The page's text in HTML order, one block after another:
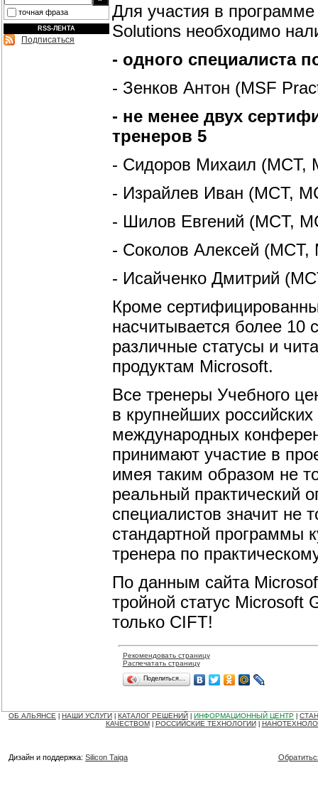
точная фраза
RSS-ЛЕНТА
Подписаться
Для участия в
Solutions необходимо
- одного специалиста
- Зенков Антон (MSF
- не менее двух
тренеров 5
- Сидоров Михаил (MCT,
- Израйлев Иван (MCT,
- Шилов Евгений (MCT,
- Соколов Алексей (MCT,
- Исайченко Дмитрий
Кроме
насчитывается более
различные статусы и
продуктам Microsoft.
Все тренеры Учебного
в крупнейших
международных
принимают участие в
имея таким образом не
реальный практический
специалистов значит не
стандартной программы
тренера по
По данным сайта
тройной статус
только CIFT!
Рекомендовать страницу
Распечатать страницу
Поделиться…
ОБ АЛЬЯНСЕ НАШИ УСЛУГИ КАТАЛОГ РЕШЕНИЙ ИНФОРМАЦИОННЫЙ ЦЕНТР
КАЧЕСТВОМ
РОССИЙСКИЕ ТЕХНОЛОГИИ
Дизайн и поддержка: Silicon Taiga